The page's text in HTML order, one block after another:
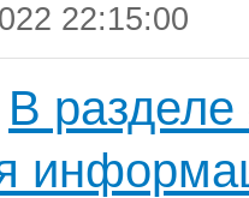
22:15:00
В